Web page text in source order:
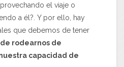
el viaje o
a él?. Y por ello, hay
que debemos de tener
rodearnos de
capacidad de